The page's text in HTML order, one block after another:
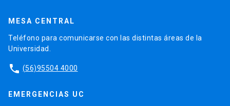
MESA CENTRAL
Teléfono para comunicarse con las distintas áreas de la
Universidad.
phone (56)95504 4000
EMERGENCIAS UC